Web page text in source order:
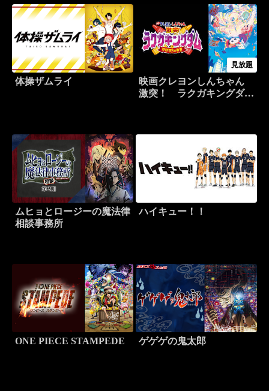
体操ザムライ
見放題
映画クレヨンしんちゃん
激突！ ラクガキングダム
ムヒョとロージーの魔法律
相談事務所
ハイキュー！！
ONE PIECE STAMPEDE ゲゲゲの鬼太郎